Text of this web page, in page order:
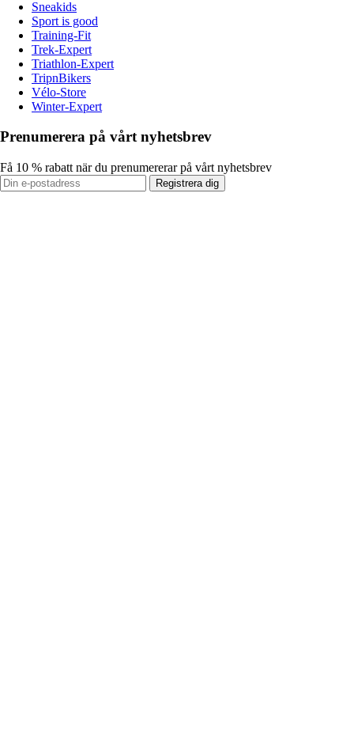
Sneakids
Sport is good
Training-Fit
Trek-Expert
Triathlon-Expert
TripnBikers
Vélo-Store
Winter-Expert
Prenumerera på vårt nyhetsbrev
Få 10 % rabatt när du prenumererar på vårt nyhetsbrev
Registrera dig